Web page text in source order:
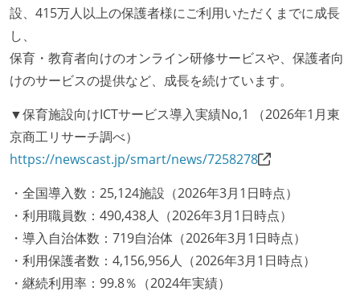
主な休暇：年末年始、夏季、慶弔休暇など
給与形態：賞与あり
労働契約期間：無期雇用
試用期間：あり（6ヶ月間）
社会保険：各種社会保険完備（雇用・労災・健康・厚
生年金）
置）
設、415万人以上の保護者様にご利用いただくまでに成長
し、
保育・教育者向けのオンライン研修サービスや、保護者向
けのサービスの提供など、成長を続けています。
▼保育施設向けICTサービス導入実績No,1 （2026年1月東
京商工リサーチ調べ）
https://newscast.jp/smart/news/7258278
・全国導入数：25,124施設（2026年3月1日時点）
・利用職員数：490,438人（2026年3月1日時点）
・導入自治体数：719自治体（2026年3月1日時点）
・利用保護者数：4,156,956人（2026年3月1日時点）
・継続利用率：99.8％（2024年実績）